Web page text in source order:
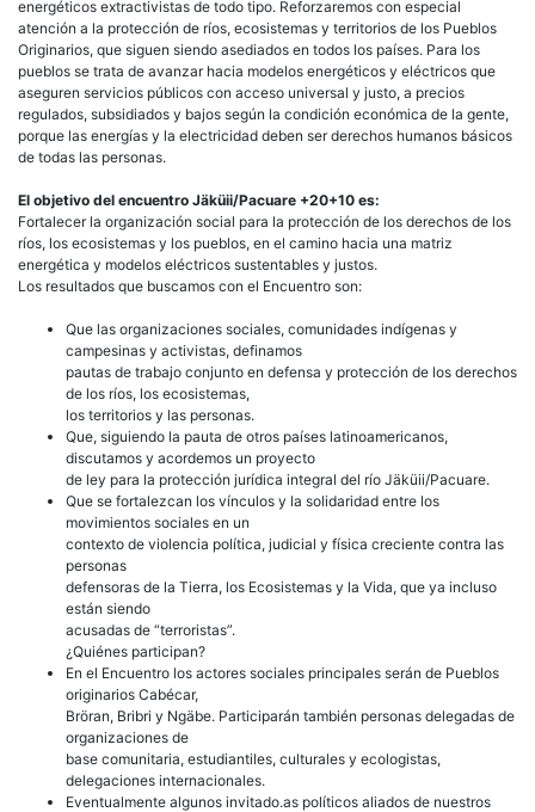
energéticos extractivistas de todo tipo. Reforzaremos con especial
atención a la protección de ríos, ecosistemas y territorios de los Pueblos
Originarios, que siguen siendo asediados en todos los países. Para los
pueblos se trata de avanzar hacia modelos energéticos y eléctricos que
aseguren servicios públicos con acceso universal y justo, a precios
regulados, subsidiados y bajos según la condición económica de la gente,
porque las energías y la electricidad deben ser derechos humanos básicos
de todas las personas.
El objetivo del encuentro Jäküii/Pacuare +20+10 es:
Fortalecer la organización social para la protección de los derechos de los
ríos, los ecosistemas y los pueblos, en el camino hacia una matriz
energética y modelos eléctricos sustentables y justos.
Los resultados que buscamos con el Encuentro son:
Que las organizaciones sociales, comunidades indígenas y
campesinas y activistas, definamos
pautas de trabajo conjunto en defensa y protección de los derechos
de los ríos, los ecosistemas,
los territorios y las personas.
Que, siguiendo la pauta de otros países latinoamericanos,
discutamos y acordemos un proyecto
de ley para la protección jurídica integral del río Jäküii/Pacuare.
Que se fortalezcan los vínculos y la solidaridad entre los
movimientos sociales en un
contexto de violencia política, judicial y física creciente contra las
personas
defensoras de la Tierra, los Ecosistemas y la Vida, que ya incluso
están siendo
acusadas de “terroristas”.
¿Quiénes participan?
En el Encuentro los actores sociales principales serán de Pueblos
originarios Cabécar,
Bröran, Bribri y Ngäbe. Participarán también personas delegadas de
organizaciones de
base comunitaria, estudiantiles, culturales y ecologistas,
delegaciones internacionales.
Eventualmente algunos invitado.as políticos aliados de nuestros